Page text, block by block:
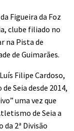
Figueira da Foz
clube filiado no
na Pista de
de Guimarães.
Filipe Cardoso,
Seia desde 2014,
uma vez que
de Seia a
2ª Divisão